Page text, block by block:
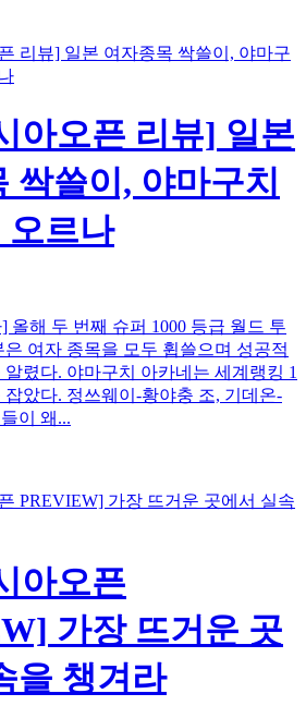
아오픈 리뷰] 일본
싹쓸이, 야마구치
오르나
올해 두 번째 슈퍼 1000 등급 월드 투
여자 종목을 모두 휩쓸으며 성공적
렸다. 야마구치 아카네는 세계랭킹 1
잡았다. 정쓰웨이-황야충 조, 기데온-
이 왜...
아오픈
가장 뜨거운 곳
을 챙겨라